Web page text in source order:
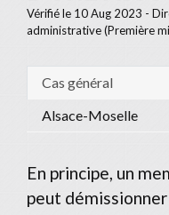
Vérifié le 10 Aug 2023 -
administrative (Première
Cas général
Alsace-Moselle
En principe, un
peut